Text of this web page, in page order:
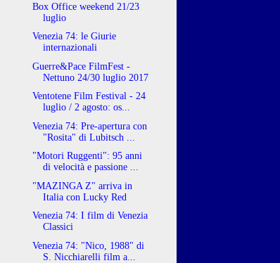
Box Office weekend 21/23
luglio
Venezia 74: le Giurie
internazionali
Guerre&Pace FilmFest -
Nettuno 24/30 luglio 2017
Ventotene Film Festival - 24
luglio / 2 agosto: os...
Venezia 74: Pre-apertura con
"Rosita" di Lubitsch ...
"Motori Ruggenti": 95 anni
di velocità e passione ...
"MAZINGA Z" arriva in
Italia con Lucky Red
Venezia 74: I film di Venezia
Classici
Venezia 74: "Nico, 1988" di
S. Nicchiarelli film a...